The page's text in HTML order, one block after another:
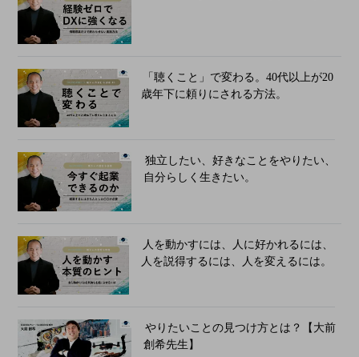
「聴くこと」で変わる。40代以上が20
歳年下に頼りにされる方法。
独立したい、好きなことをやりたい、
自分らしく生きたい。
人を動かすには、人に好かれるには、
人を説得するには、人を変えるには。
やりたいことの見つけ方とは？【大前
創希先生】